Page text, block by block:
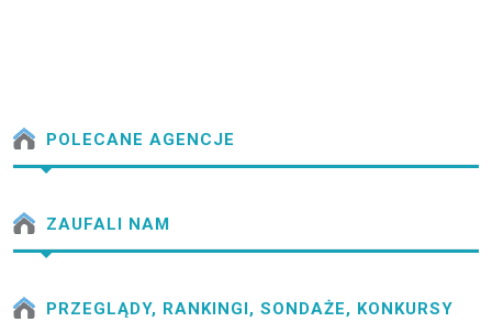
POLECANE AGENCJE
ZAUFALI NAM
PRZEGLĄDY, RANKINGI, SONDAŻE, KONKURSY